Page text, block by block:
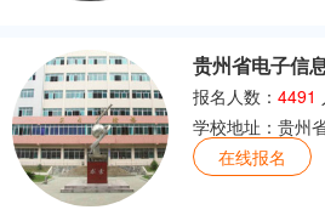
贵州省电子信
报名人数：4491
学校地址：贵州
在线报名